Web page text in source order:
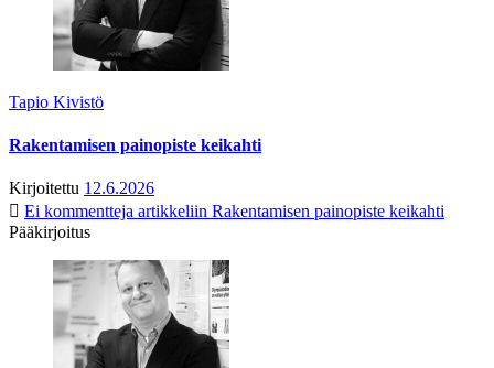
Tapio Kivistö
Rakentamisen painopiste keikahti
Kirjoitettu 12.6.2026
Ei kommentteja artikkeliin Rakentamisen painopiste keikahti
Pääkirjoitus